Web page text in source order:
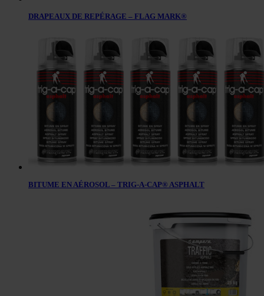
DRAPEAUX DE REPÉRAGE – FLAG MARK®
BITUME EN AÉROSOL – TRIG-A-CAP® ASPHALT